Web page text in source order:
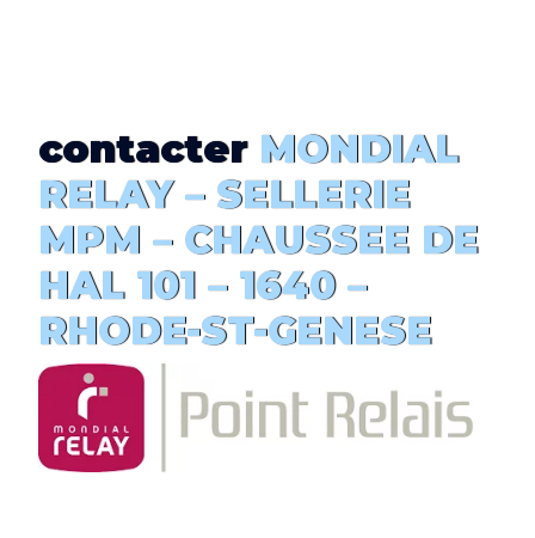
contacterMONDIAL
RELAY – SELLERIE
MPM – CHAUSSEE DE
HAL 101 – 1640 –
RHODE-ST-GENESE